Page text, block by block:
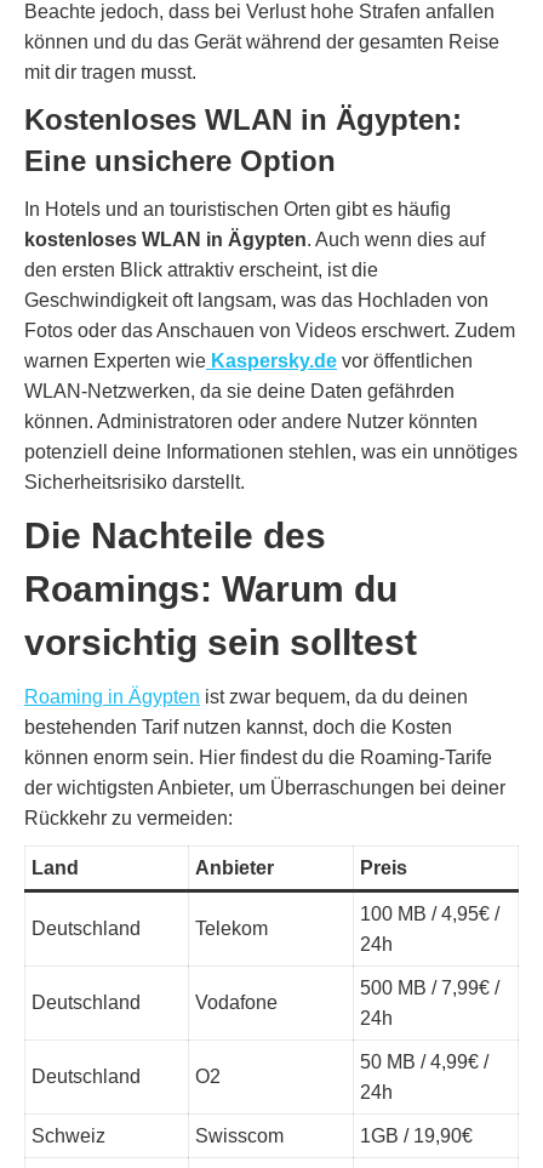
Beachte jedoch, dass bei Verlust hohe Strafen anfallen
können und du das Gerät während der gesamten Reise
mit dir tragen musst.
Kostenloses WLAN in Ägypten:
Eine unsichere Option
In Hotels und an touristischen Orten gibt es häufig
kostenloses WLAN in Ägypten. Auch wenn dies auf
den ersten Blick attraktiv erscheint, ist die
Geschwindigkeit oft langsam, was das Hochladen von
Fotos oder das Anschauen von Videos erschwert. Zudem
warnen Experten wie Kaspersky.de vor öffentlichen
WLAN-Netzwerken, da sie deine Daten gefährden
können. Administratoren oder andere Nutzer könnten
potenziell deine Informationen stehlen, was ein unnötiges
Sicherheitsrisiko darstellt.
Die Nachteile des
Roamings: Warum du
vorsichtig sein solltest
Roaming in Ägypten ist zwar bequem, da du deinen
bestehenden Tarif nutzen kannst, doch die Kosten
können enorm sein. Hier findest du die Roaming-Tarife
der wichtigsten Anbieter, um Überraschungen bei deiner
Rückkehr zu vermeiden:
Land Anbieter Preis
Deutschland Telekom
100 MB / 4,95€ /
24h
Deutschland Vodafone
500 MB / 7,99€ /
24h
Deutschland O2
50 MB / 4,99€ /
24h
Schweiz Swisscom 1GB / 19,90€